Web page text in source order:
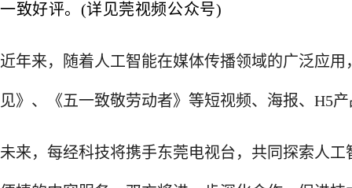
一致好评。(详见莞视频公众号)
近年来，随着人工智能在媒体传播领域的广泛应
见》、《五一致敬劳动者》等短视频、海报、H5
未来，每经科技将携手东莞电视台，共同探索人